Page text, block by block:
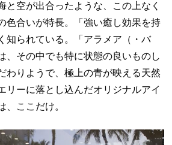
と空が出合ったような、この上なく
色合いが特長。「強い癒し効果を持
知られている。「アラメア（・バ
、その中でも特に状態の良いものし
わりようで、極上の青が映える天然
リーに落とし込んだオリジナルアイ
、ここだけ。